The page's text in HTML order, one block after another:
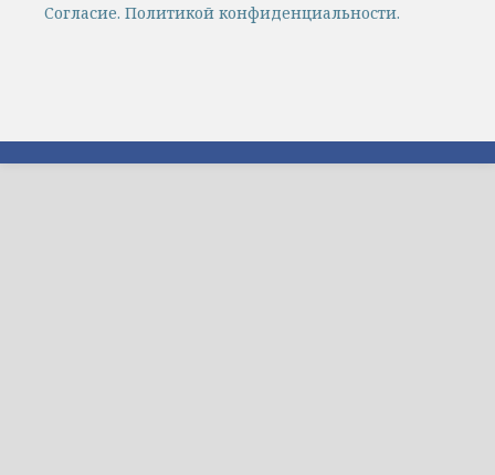
Cогласие. Политикой конфиденциальности.